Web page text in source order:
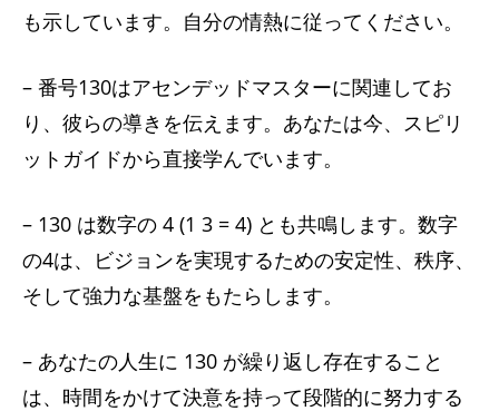
も示しています。自分の情熱に従ってください。
– 番号130はアセンデッドマスターに関連してお
り、彼らの導きを伝えます。あなたは今、スピリ
ットガイドから直接学んでいます。
– 130 は数字の 4 (1 3 = 4) とも共鳴します。数字
の4は、ビジョンを実現するための安定性、秩序、
そして強力な基盤をもたらします。
– あなたの人生に 130 が繰り返し存在すること
は、時間をかけて決意を持って段階的に努力する